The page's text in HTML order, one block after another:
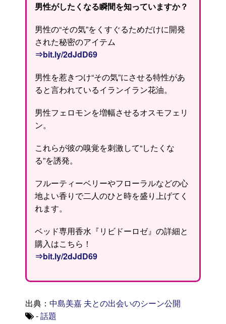
男性がしたくなる瞬間を知っていますか？
男性の“その気”をくすぐるためだけに開発
された秘密のアイテム
⇒bit.ly/2dJdD69
男性を惹きつけ“その気”にさせる特性があ
ると言われているイランイラン花油。
男性フェロモンを増幅させるオスモフェリ
ン。
これらが彼の嗅覚を刺激して“したくな
る”を誘発。
フルーティーベリーやフローラルなどの心
地よい香りで二人のひと時を盛り上げてく
れます。
ベッド専用香水『リビドーロゼ』の詳細と
購入はこちら！
⇒bit.ly/2dJdD69
出典： 中島美嘉 夫との出会いのシーン公開
-話題